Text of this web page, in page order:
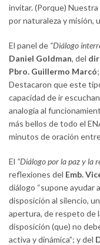
invitar. (Porque)
por naturaleza y misión,
El panel de “Diálogo
Daniel Goldman, del
Pbro. Guillermo Marcó
Destacaron que este
capacidad de ir
analogía al
más bellos de todo el
minutos de oración
El “Diálogo por la paz y la
reflexiones del Emb.
diálogo “supone ayudar
disposición al silencio,
apertura, de respeto de
disposición (que) no
activa y dinámica”; y del